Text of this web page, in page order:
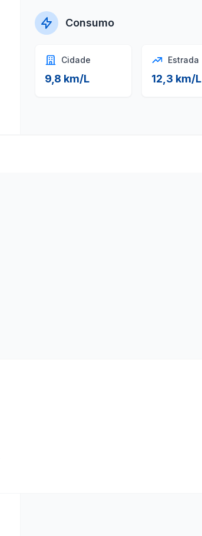
Consumo
Cidade
9,8 km/L
Estrada
12,3 km/L